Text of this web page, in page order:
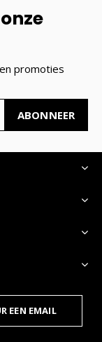
promoties
ABONNEER
EEN EMAIL